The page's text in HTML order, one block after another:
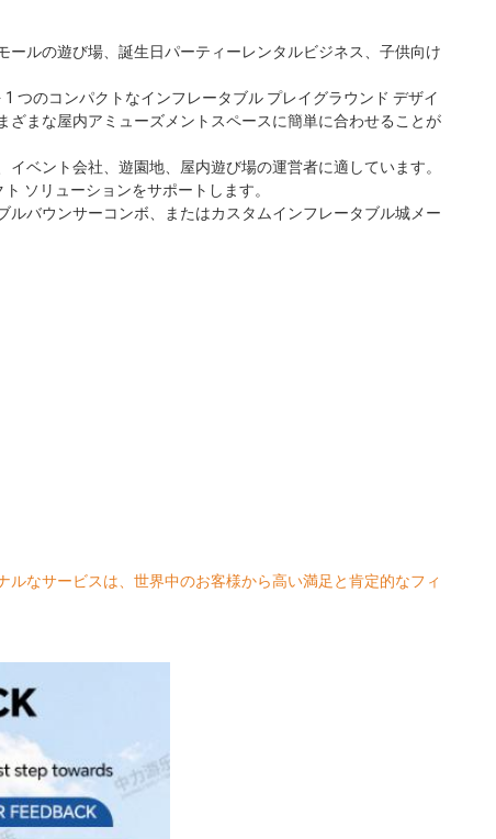
ルの遊び場、誕生日パーティーレンタルビジネス、子供向け
つのコンパクトなインフレータブル プレイグラウンド デザイ
まな屋内アミューズメントスペースに簡単に合わせることが
ベント会社、遊園地、屋内遊び場の運営者に適しています。
ソリューションをサポートします。
バウンサーコンボ、またはカスタムインフレータブル城メー
なサービスは、世界中のお客様から高い満足と肯定的なフィ